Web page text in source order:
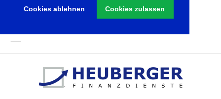
Cookies ablehnen Cookies zulassen